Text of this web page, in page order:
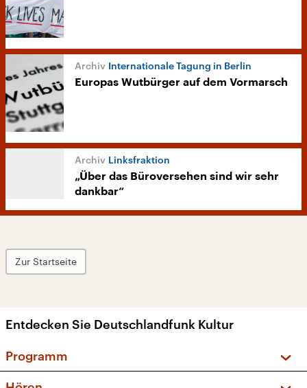
Internationale Tagung in Berlin
Europas Wutbürger auf dem Vormarsch
Linksfraktion
„Über das Büroversehen sind wir sehr
dankbar“
Zur Startseite
Entdecken Sie Deutschlandfunk Kultur
Programm